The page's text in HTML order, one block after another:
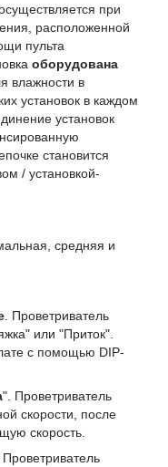
при
расположенной
пульта
оборудована
влажности в
установок в каждом
установок
становится
/ установкой-
средняя и
. Проветриватель
или "Приток".
с помощью DIP-
". Проветриватель
скорости, после
скорость.
Проветриватель